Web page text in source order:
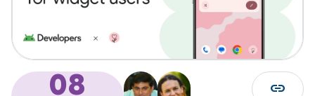
08 link